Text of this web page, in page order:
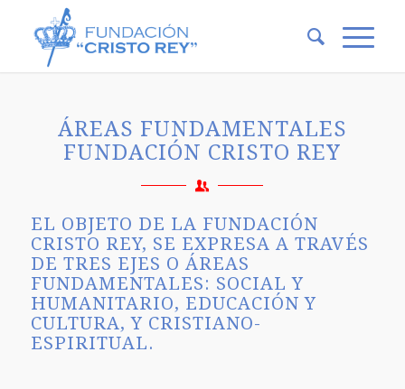
ÁREAS FUNDAMENTALES
FUNDACIÓN CRISTO REY
EL OBJETO DE LA FUNDACIÓN
CRISTO REY, SE EXPRESA A TRAVÉS
DE TRES EJES O ÁREAS
FUNDAMENTALES: SOCIAL Y
HUMANITARIO, EDUCACIÓN Y
CULTURA, Y CRISTIANO-
ESPIRITUAL.